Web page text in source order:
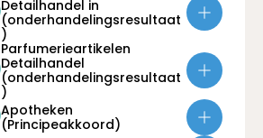
Detailhandel in
(onderhandelingsresultaat
)
Parfumerieartikelen
Detailhandel
(onderhandelingsresultaat
)
Apotheken
(Principeakkoord)